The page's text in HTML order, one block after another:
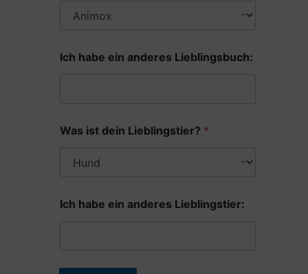
Ich habe ein anderes Lieblingsbuch:
Was ist dein Lieblingstier? *
Ich habe ein anderes Lieblingstier: